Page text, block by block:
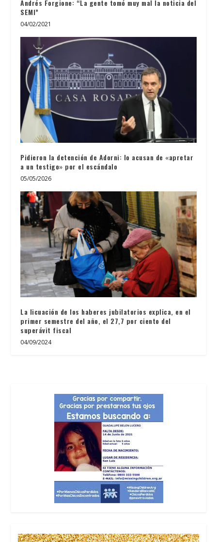
Andrés Forgione: “La gente tomó muy mal la noticia del
SEMI”
04/02/2021
Pidieron la detención de Adorni: lo acusan de «apretar
a un testigo» por el escándalo
05/05/2026
La licuación de los haberes jubilatorios explica, en el
primer semestre del año, el 27,7 por ciento del
superávit fiscal
04/09/2024